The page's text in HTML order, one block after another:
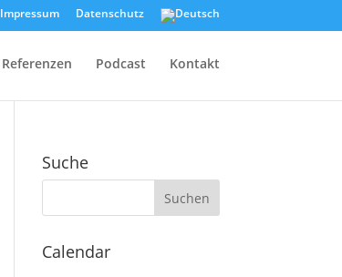
Impressum Datenschutz
Referenzen Podcast Kontakt
Suche
Calendar